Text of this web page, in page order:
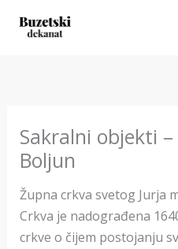
Sakralni objekti
Boljun
Župna crkva svetog Jurja
Crkva je nadograđena
crkve o čijem postojanju